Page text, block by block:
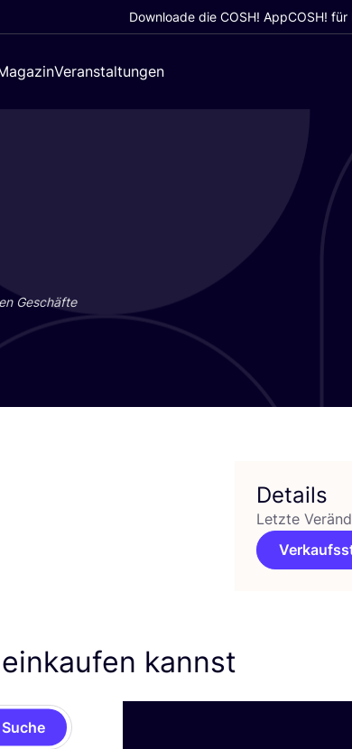
Downloade die COSH! AppCOSH! für
Veranstaltungen
Geschäf­te
Details
Letzte
kannst
Suche